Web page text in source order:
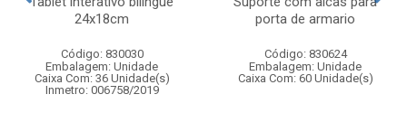
24x18cm
Código: 830030
Embalagem: Unidade
Caixa Com: 36 Unidade(s)
Inmetro: 006758/2019
porta de armario
Código: 830624
Embalagem: Unidade
Caixa Com: 60 Unidade(s)